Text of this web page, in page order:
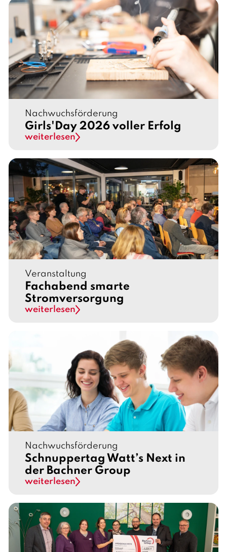
G
E
M
E
N
T
G
M
H
Nachwuchsförderung
Girls'Day 2026 voller Erfolg
weiterlesen
Veranstaltung
Fachabend smarte
Stromversorgung
weiterlesen
Nachwuchsförderung
Schnuppertag Watt’s Next in
der Bachner Group
weiterlesen